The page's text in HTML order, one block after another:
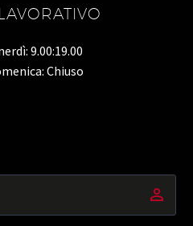
9.00:19.00
Chiuso